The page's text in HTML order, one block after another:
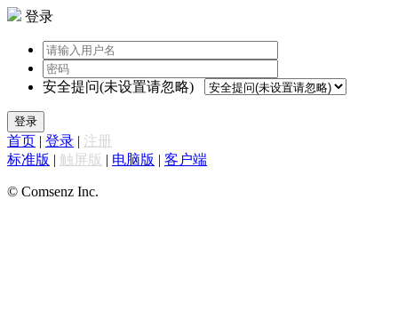
登录
安全提问(未设置请忽略)
登录
首页 | 登录 | 注册
标准版 | 触屏版 | 电脑版 | 客户端
© Comsenz Inc.